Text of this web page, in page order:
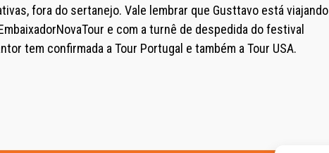
fora do sertanejo. Vale lembrar que Gusttavo está viajando
e com a turnê de despedida do festival
tem confirmada a Tour Portugal e também a Tour USA.